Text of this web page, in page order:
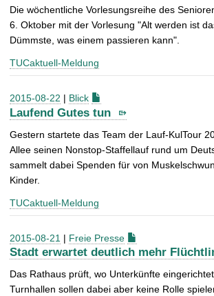
Die wöchentliche Vorlesungsreihe des
6. Oktober mit der Vorlesung "Alt werden ist
Dümmste, was einem passieren kann".
TUCaktuell-Meldung
2015-08-22 | Blick
Laufend Gutes tun
Gestern startete das Team der Lauf-KulTour
Allee seinen Nonstop-Staffellauf rund um
sammelt dabei Spenden für von
Kinder.
TUCaktuell-Meldung
2015-08-21 | Freie Presse
Stadt erwartet deutlich mehr
Das Rathaus prüft, wo Unterkünfte
Turnhallen sollen dabei aber keine Rolle